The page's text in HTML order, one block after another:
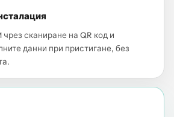
чрез сканиране на QR код и
данни при пристигане, без